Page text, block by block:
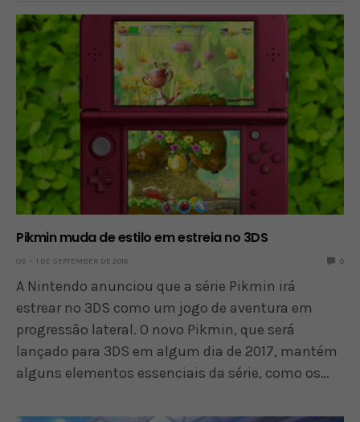
Pikmin muda de estilo em estreia no 3DS
OS 1 DE SEPTEMBER DE 2016 0
A Nintendo anunciou que a série Pikmin irá
estrear no 3DS como um jogo de aventura em
progressão lateral. O novo Pikmin, que será
lançado para 3DS em algum dia de 2017, mantém
alguns elementos essenciais da série, como os…